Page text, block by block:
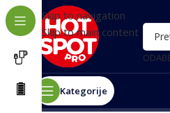
Skip to navigation
Skip to main content
Kategorije